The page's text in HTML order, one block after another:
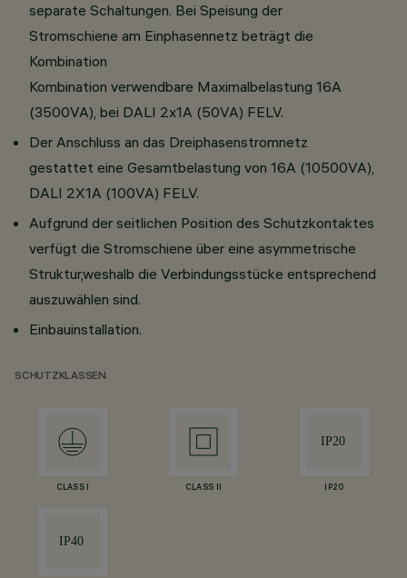
separate Schaltungen. Bei Speisung der
Stromschiene am Einphasennetz beträgt die
Kombination
Kombination verwendbare Maximalbelastung 16A
(3500VA), bei DALI 2x1A (50VA) FELV.
Der Anschluss an das Dreiphasenstromnetz
gestattet eine Gesamtbelastung von 16A (10500VA),
DALI 2X1A (100VA) FELV.
Aufgrund der seitlichen Position des Schutzkontaktes
verfügt die Stromschiene über eine asymmetrische
Struktur,weshalb die Verbindungsstücke entsprechend
auszuwählen sind.
Einbauinstallation.
SCHUTZKLASSEN
CLASS I CLASS II IP20